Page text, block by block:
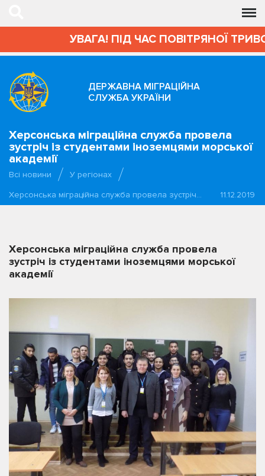
УВАГА! ПІД ЧАС ПОВІТРЯНОЇ
ДЕРЖАВНА МІГРАЦІЙНА
СЛУЖБА УКРАЇНИ
Херсонська міграційна служба провела
зустріч із студентами іноземцями морської
академії
Всі новини
У регіонах
Херсонська міграційна служба провела зустріч…
11.12.2019
Херсонська міграційна служба провела
зустріч із студентами іноземцями морської
академії